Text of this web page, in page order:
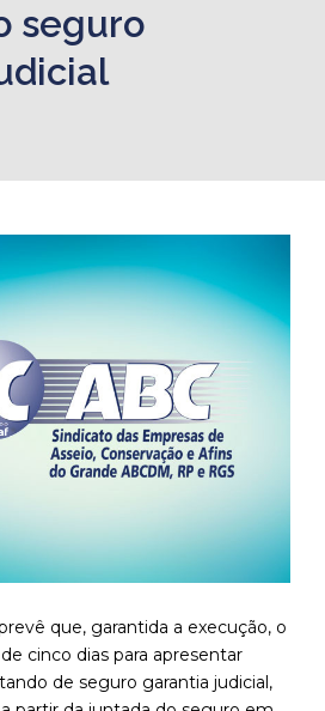
seguro
que, garantida a execução, o
cinco dias para apresentar
de seguro garantia judicial,